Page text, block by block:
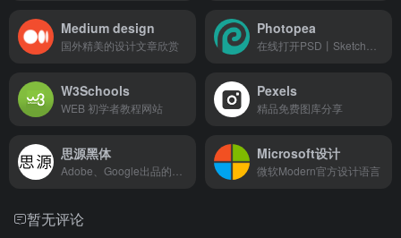
Medium design
国外精美的设计文章欣赏
Photopea
在线打开PSD丨Sketch丨Gimp编辑器
W3Schools
WEB 初学者教程网站
Pexels
精品免费图库分享
思源黑体
Adobe、Google出品的开源中文黑体
Microsoft设计
微软Modern官方设计语言
暂无评论